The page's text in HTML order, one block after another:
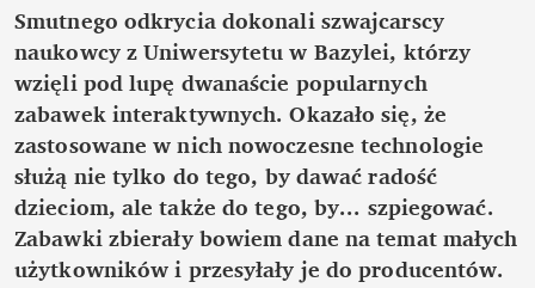
Smutnego odkrycia dokonali szwajcarscy
naukowcy z Uniwersytetu w Bazylei, którzy
wzięli pod lupę dwanaście popularnych
zabawek interaktywnych. Okazało się, że
zastosowane w nich nowoczesne technologie
służą nie tylko do tego, by dawać radość
dzieciom, ale także do tego, by... szpiegować.
Zabawki zbierały bowiem dane na temat małych
użytkowników i przesyłały je do producentów.